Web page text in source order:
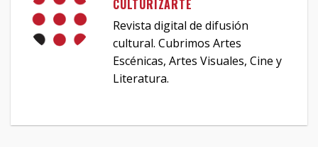
CULTURIZARTE
Revista digital de difusión
cultural. Cubrimos Artes
Escénicas, Artes Visuales, Cine y
Literatura.